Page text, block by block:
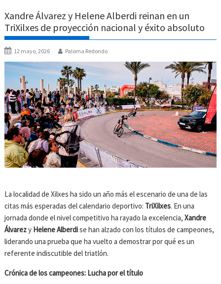
Xandre Álvarez y Helene Alberdi reinan en un
TriXilxes de proyección nacional y éxito absoluto
12 mayo, 2026 Paloma Redondo
La localidad de Xilxes ha sido un año más el escenario de una de las
citas más esperadas del calendario deportivo: TriXilxes. En una
jornada donde el nivel competitivo ha rayado la excelencia,Xandre
Álvarezy Helene Alberdise han alzado con los títulos de campeones,
liderando una prueba que ha vuelto a demostrar por qué es un
referente indiscutible del triatlón.
Crónica de los campeones: Lucha por el título